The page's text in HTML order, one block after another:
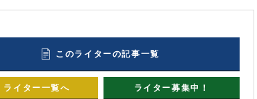
このライターの記事一覧
ライター一覧へ ライター募集中！